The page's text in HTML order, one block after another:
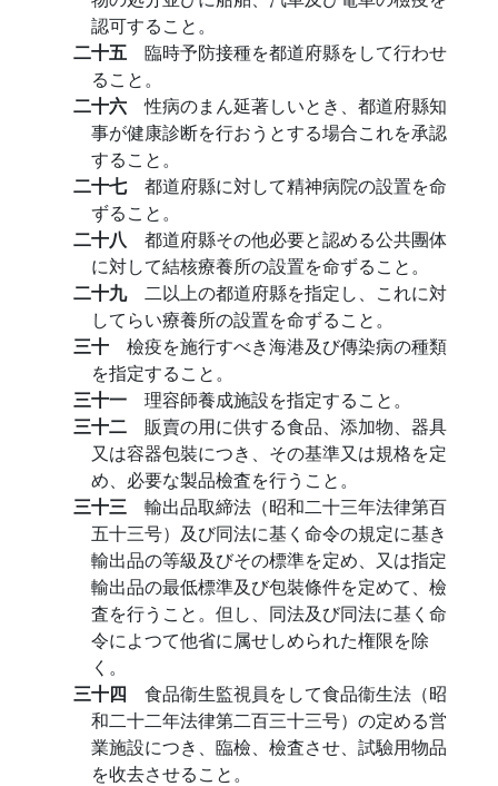
認可すること。
二十五 臨時予防接種を都道府縣をして行わせ
ること。
二十六性病のまん延著しいとき、都道府縣知
事が健康診断を行おうとする場合これを承認
すること。
二十七 都道府縣に対して精神病院の設置を命
ずること。
二十八 都道府縣その他必要と認める公共團体
に対して結核療養所の設置を命ずること。
二十九 二以上の都道府縣を指定し、これに対
してらい療養所の設置を命ずること。
三十 檢疫を施行すべき海港及び傳染病の種類
を指定すること。
三十一 理容師養成施設を指定すること。
三十二 販賣の用に供する食品、添加物、器具
又は容器包裝につき、その基準又は規格を定
め、必要な製品檢査を行うこと。
三十三 輸出品取締法（昭和二十三年法律第百
五十三号）及び同法に基く命令の規定に基き
輸出品の等級及びその標準を定め、又は指定
輸出品の最低標準及び包裝條件を定めて、檢
査を行うこと。但し、同法及び同法に基く命
令によつて他省に属せしめられた権限を除
く。
三十四 食品衞生監視員をして食品衞生法（昭
和二十二年法律第二百三十三号）の定める営
業施設につき、臨檢、檢査させ、試驗用物品
を收去させること。